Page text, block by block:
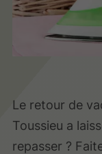
Le retour de
Toussieu a
repasser ?